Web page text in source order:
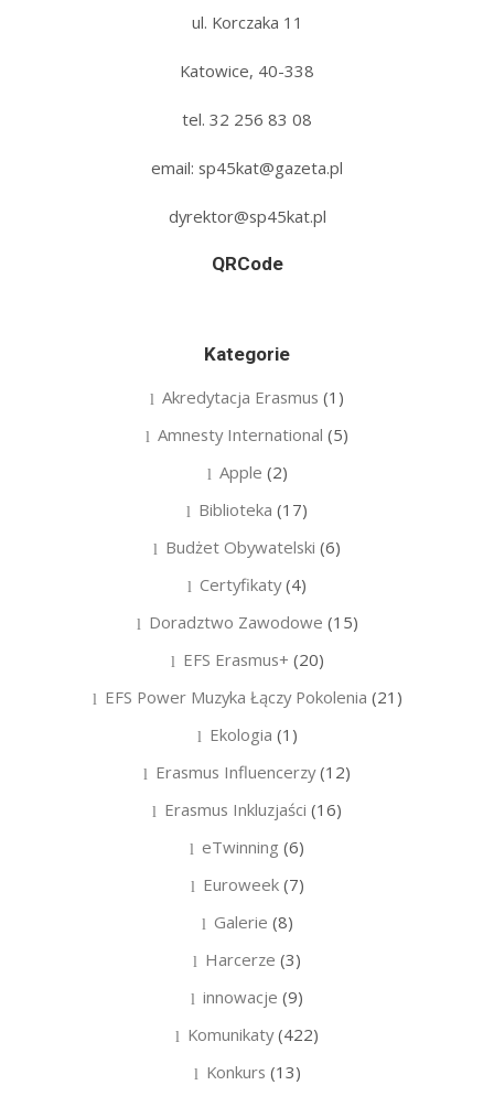
ul. Korczaka 11
Katowice, 40-338
tel. 32 256 83 08‬
email: sp45kat@gazeta.pl
dyrektor@sp45kat.pl
QRCode
Kategorie
Akredytacja Erasmus (1)
Amnesty International (5)
Apple (2)
Biblioteka (17)
Budżet Obywatelski (6)
Certyfikaty(4)
Doradztwo Zawodowe (15)
EFS Erasmus+ (20)
EFS Power Muzyka Łączy Pokolenia (21)
Ekologia (1)
Erasmus Influencerzy(12)
Erasmus Inkluzjaści (16)
eTwinning (6)
Euroweek(7)
Galerie (8)
Harcerze (3)
innowacje (9)
Komunikaty(422)
Konkurs (13)